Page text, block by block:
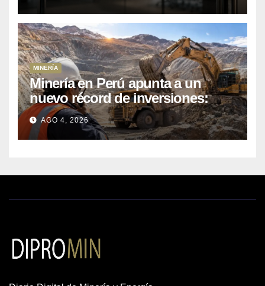
MINERÍA
Minería en Perú apunta a un
nuevo récord de inversiones:
crecen los petitorios y el FMI
insta a destrabar proyectos
AGO 4, 2026